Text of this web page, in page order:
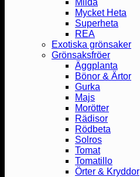
Mycket Heta
Superheta
REA
Exotiska grönsaker
Grönsaksfröer
Äggplanta
Bönor & Ärtor
Gurka
Majs
Morötter
Rädisor
Rödbeta
Solros
Tomat
Tomatillo
Örter & Kryddor